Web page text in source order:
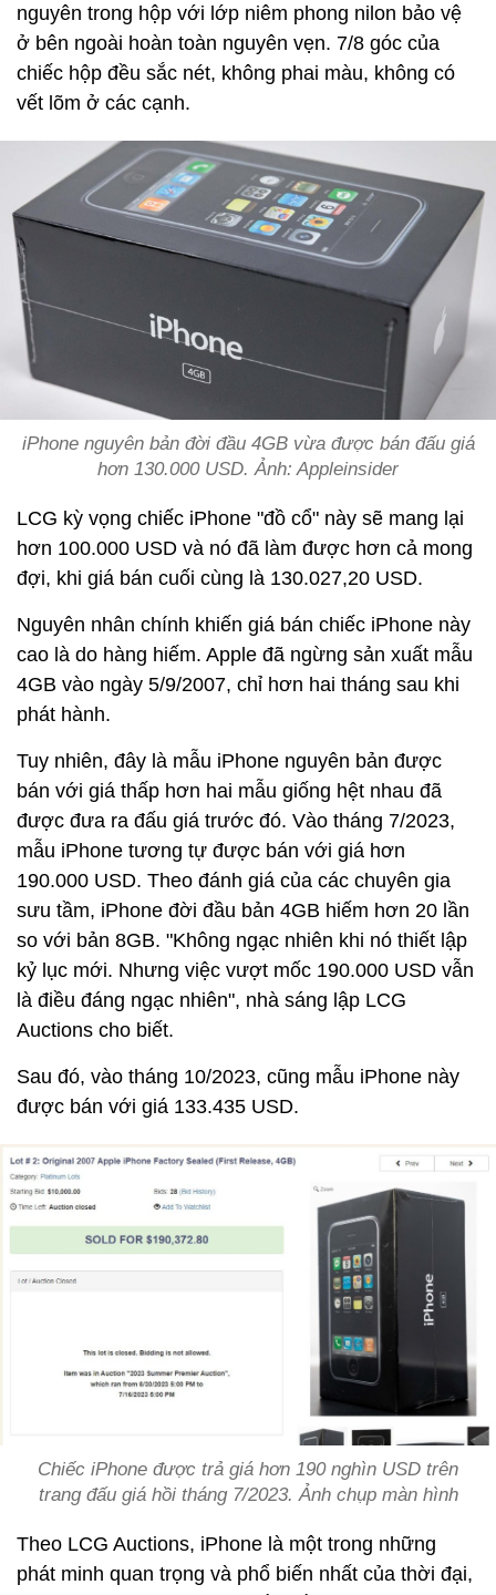
nguyên trong hộp với lớp niêm phong nilon bảo vệ
ở bên ngoài hoàn toàn nguyên vẹn. 7/8 góc của
chiếc hộp đều sắc nét, không phai màu, không có
vết lõm ở các cạnh.
iPhone nguyên bản đời đầu 4GB vừa được bán đấu giá
hơn 130.000 USD. Ảnh: Appleinsider
LCG kỳ vọng chiếc iPhone "đồ cổ" này sẽ mang lại
hơn 100.000 USD và nó đã làm được hơn cả mong
đợi, khi giá bán cuối cùng là 130.027,20 USD.
Nguyên nhân chính khiến giá bán chiếc iPhone này
cao là do hàng hiếm. Apple đã ngừng sản xuất mẫu
4GB vào ngày 5/9/2007, chỉ hơn hai tháng sau khi
phát hành.
Tuy nhiên, đây là mẫu iPhone nguyên bản được
bán với giá thấp hơn hai mẫu giống hệt nhau đã
được đưa ra đấu giá trước đó. Vào tháng 7/2023,
mẫu iPhone tương tự được bán với giá hơn
190.000 USD. Theo đánh giá của các chuyên gia
sưu tầm, iPhone đời đầu bản 4GB hiếm hơn 20 lần
so với bản 8GB. "Không ngạc nhiên khi nó thiết lập
kỷ lục mới. Nhưng việc vượt mốc 190.000 USD vẫn
là điều đáng ngạc nhiên", nhà sáng lập LCG
Auctions cho biết.
Sau đó, vào tháng 10/2023, cũng mẫu iPhone này
được bán với giá 133.435 USD.
Chiếc iPhone được trả giá hơn 190 nghìn USD trên
trang đấu giá hồi tháng 7/2023. Ảnh chụp màn hình
Theo LCG Auctions, iPhone là một trong những
phát minh quan trọng và phổ biến nhất của thời đại,